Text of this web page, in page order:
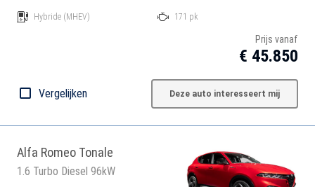
Hybride (MHEV) 171 pk
Prijs vanaf
€ 45.850
Vergelijken Deze auto interesseert mij
Alfa Romeo Tonale
1.6 Turbo Diesel 96kW